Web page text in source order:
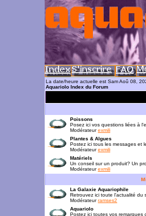
La date/heure actuelle est Sam Aoû 08,
Aquariolo Index du Forum
Poissons
Posez ici vos questions liées à
Modérateurexmili
Plantes & Algues
Postez ici tous les messages et
Modérateurexmili
Matériels
Un conseil sur un produit? Un
Modérateurexmili
La Galaxie Aquariophile
Retrouvez ici toute l'actualité du
Modérateurramses2
Aquariolo
Postez ici toutes vos remarques